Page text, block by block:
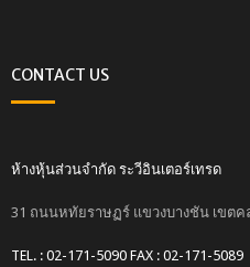
CONTACT US
ห้างหุ้นส่วนจำกัด ระวีอินเตอร์เทรด
31 ถนนหทัยราษฏร์ แขวงบางชัน เขตค
TEL. : 02-171-5090 FAX : 02-171-5089